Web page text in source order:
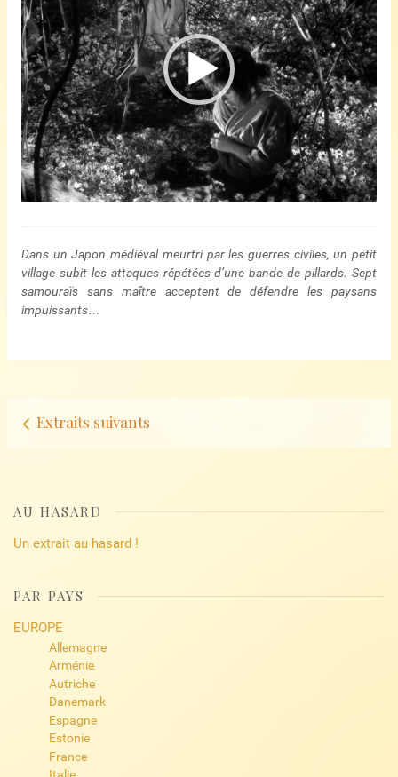
Dans un Japon médiéval meurtri par les guerres civiles, un petit
village subit les attaques répétées d’une bande de pillards. Sept
samouraïs sans maître acceptent de défendre les paysans
impuissants…
Navigation
Extraits suivants
AU HASARD
Un extrait au hasard !
PAR PAYS
EUROPE
Allemagne
Arménie
Autriche
Danemark
Espagne
Estonie
France